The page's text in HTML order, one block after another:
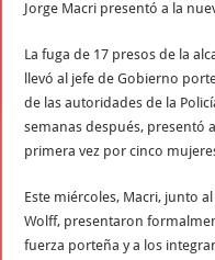
Jorge Macri presentó a la
La fuga de 17 presos de la
llevó al jefe de Gobierno
de las autoridades de la
semanas después, presentó
primera vez por cinco
Este miércoles, Macri, junto
Wolff, presentaron
fuerza porteña y a los